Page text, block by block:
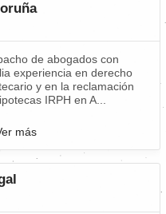
de abogados con
experiencia en derecho
y en la reclamación
IRPH en A...
más